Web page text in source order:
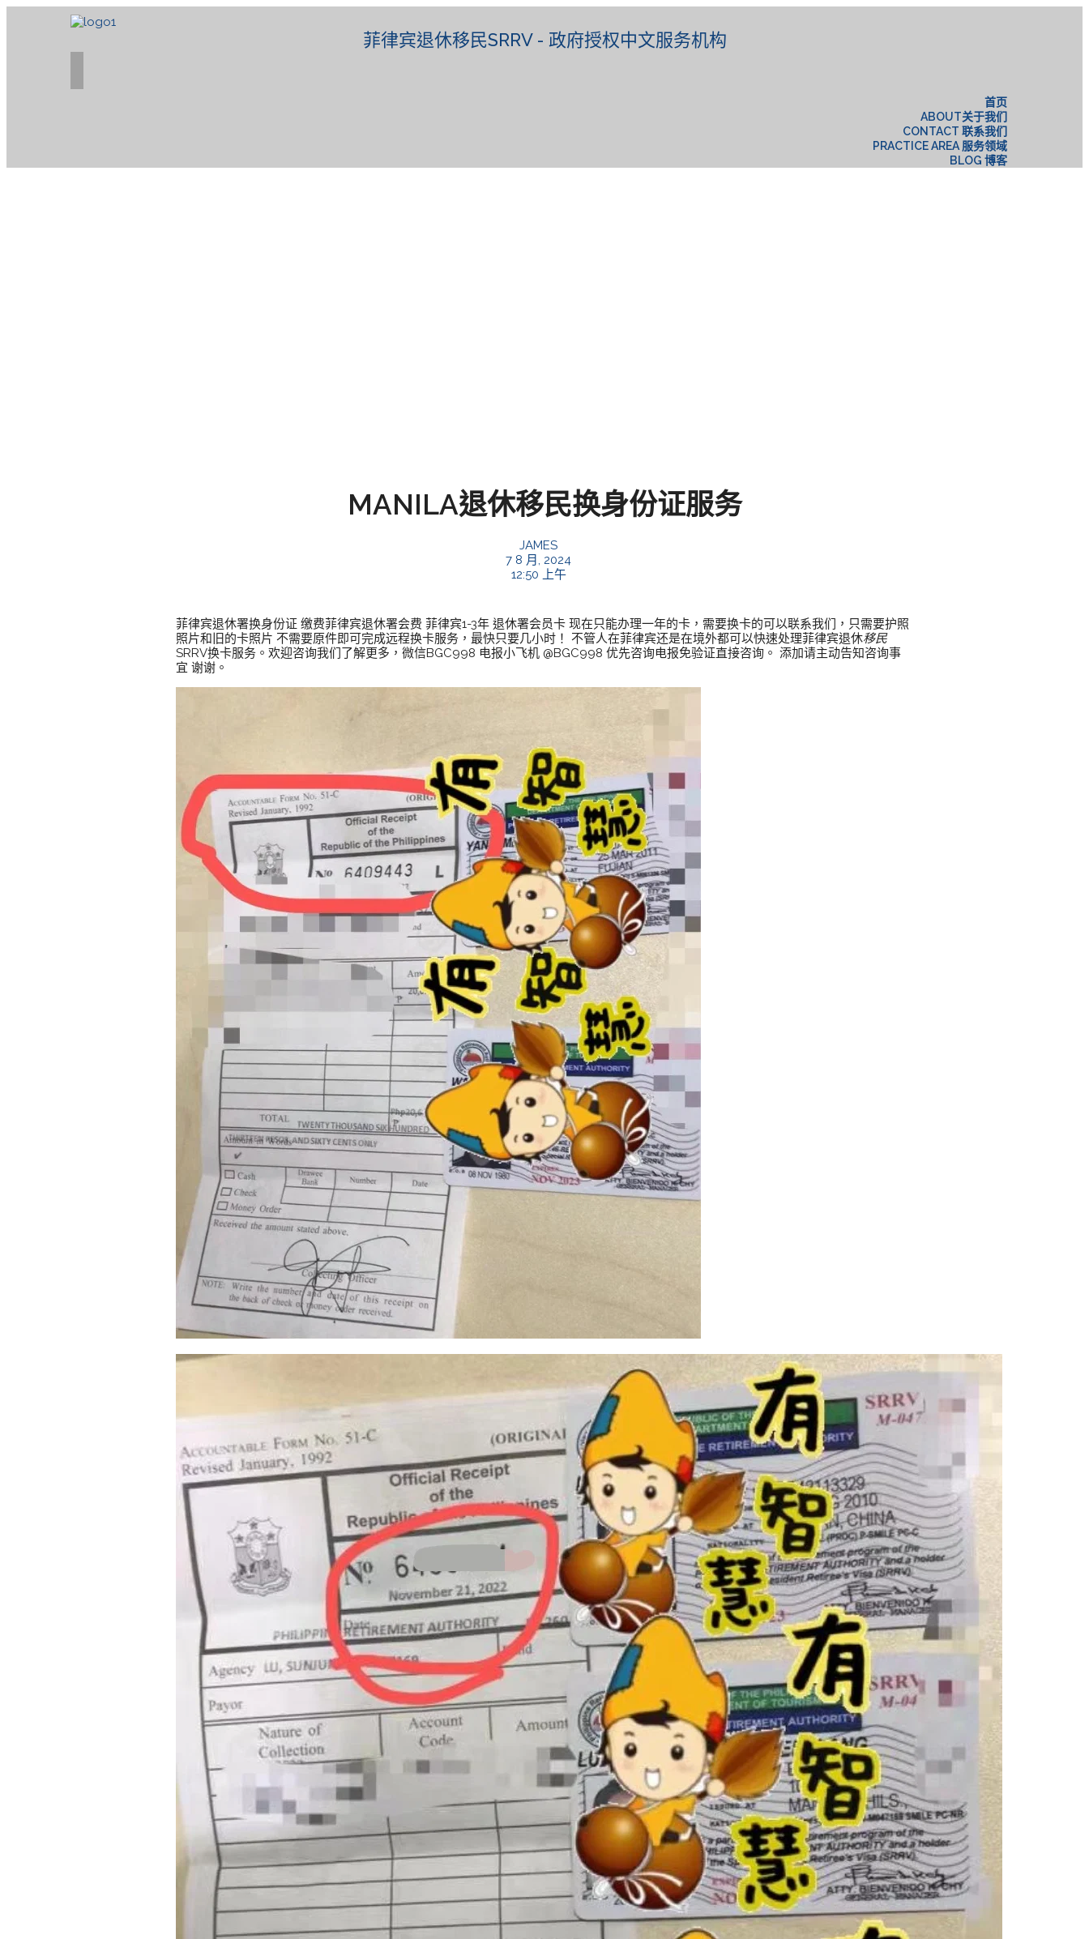
菲律宾退休移民SRRV - 政府授权中文服务机构
首页
ABOUT关于我们
CONTACT 联系我们
PRACTICE AREA 服务领域
BLOG 博客
MANILA退休移民换身份证服务
JAMES
7 8 月, 2024
12:50 上午
菲律宾退休署换身份证 缴费菲律宾退休署会费 菲律宾1-3年 退休署会员卡 现在只能办理一年的卡，需要换卡的可以联系我们，只需要护照
照片和旧的卡照片 不需要原件即可完成远程换卡服务，最快只要几小时！ 不管人在菲律宾还是在境外都可以快速处理菲律宾退休移民
SRRV换卡服务。欢迎咨询我们了解更多，微信BGC998 电报小飞机 @BGC998 优先咨询电报免验证直接咨询。 添加请主动告知咨询事
宜 谢谢。